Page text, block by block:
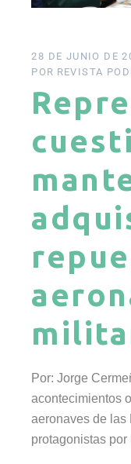
28 DE JUNIO DE
POR REVISTA
Por: Jorge
acontecimientos
aeronaves de las
protagonistas